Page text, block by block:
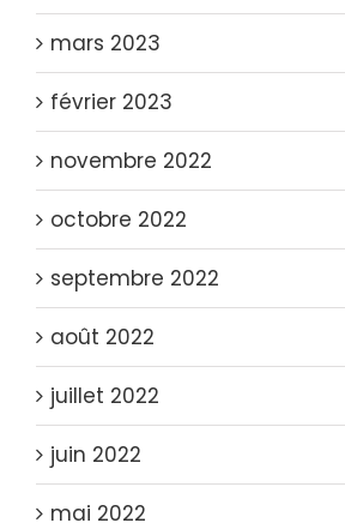
mars 2023
février 2023
novembre 2022
octobre 2022
septembre 2022
août 2022
juillet 2022
juin 2022
mai 2022